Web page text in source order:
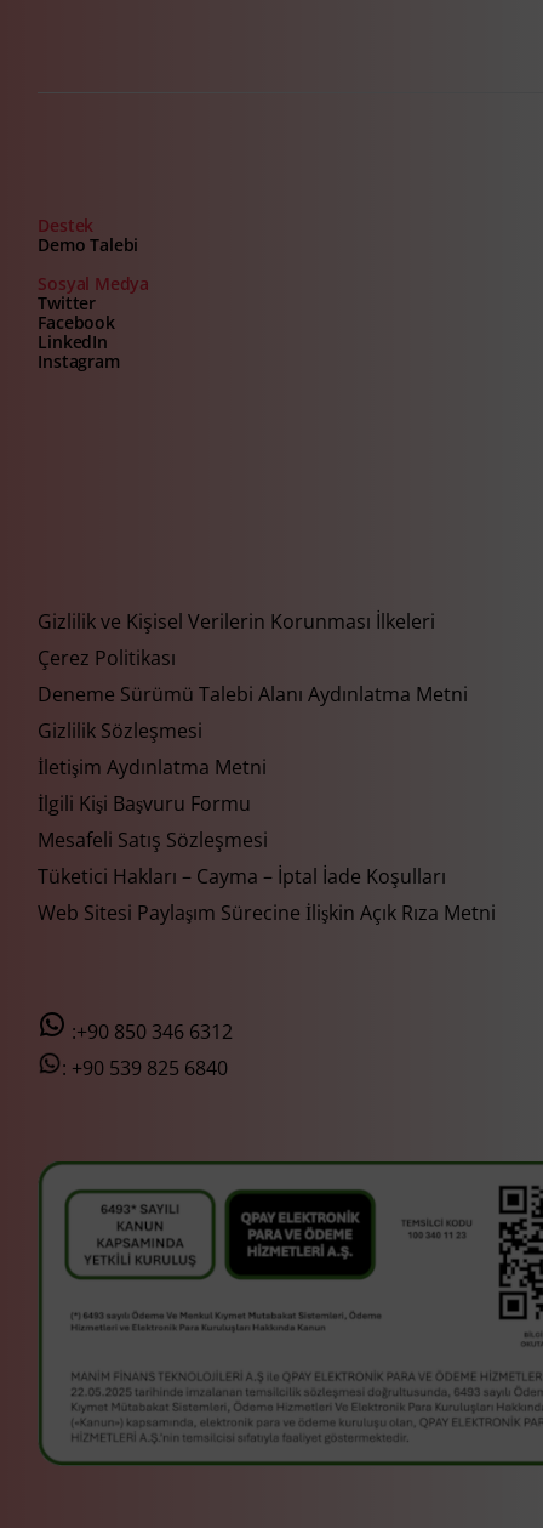
Destek
Demo Talebi
Sosyal Medya
Twitter
Facebook
LinkedIn
Instagram
Gizlilik ve Kişisel Verilerin Korunması İlkeleri
Çerez Politikası
Deneme Sürümü Talebi Alanı Aydınlatma Metni
Gizlilik Sözleşmesi
İletişim Aydınlatma Metni
İlgili Kişi Başvuru Formu
Mesafeli Satış Sözleşmesi
Tüketici Hakları – Cayma – İptal İade Koşulları
Web Sitesi Paylaşım Sürecine İlişkin Açık Rıza Metni
:+90 850 346 6312
: +90 539 825 6840